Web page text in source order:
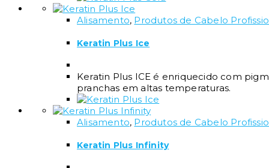
Alisamento, Produtos de Cabelo
Keratin Plus Ice
Keratin Plus ICE é enriquecido com
pranchas em altas temperaturas.
Alisamento, Produtos de Cabelo
Keratin Plus Infinity